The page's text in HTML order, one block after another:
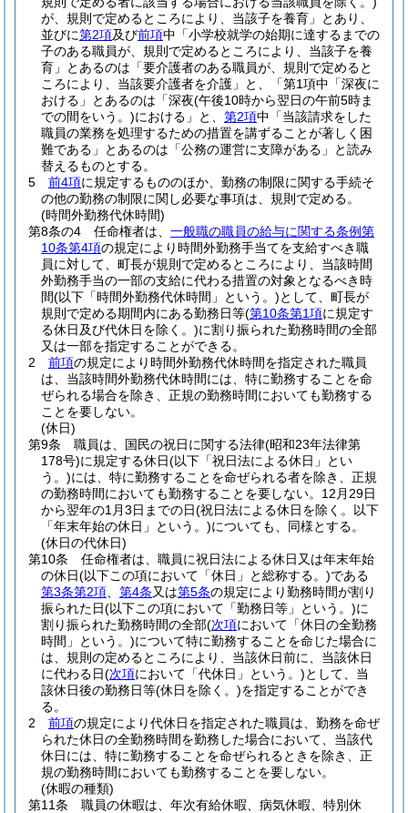
が、規則で定めるところにより、当該子を養育」とあり、
並びに第2項及び前項中「小学校就学の始期に達するまでの
子のある職員が、規則で定めるところにより、当該子を養
育」とあるのは「要介護者のある職員が、規則で定めると
ころにより、当該要介護者を介護」と、「第1項中「深夜に
おける」とあるのは「深夜(午後10時から翌日の午前5時ま
での間をいう。)における」と、 第2項中「当該請求をした
職員の業務を処理するための措置を講ずることが著しく困
難である」とあるのは「公務の運営に支障がある」と読み
替えるものとする。
5
前4項に規定するもののほか、勤務の制限に関する手続そ
の他の勤務の制限に関し必要な事項は、規則で定める。
(時間外勤務代休時間)
第8条の4
任命権者は、 一般職の職員の給与に関する条例第
10条第4項の規定により時間外勤務手当てを支給すべき職
員に対して、町長が規則で定めるところにより、当該時間
外勤務手当の一部の支給に代わる措置の対象となるべき時
間(以下「時間外勤務代休時間」という。)として、町長が
規則で定める期間内にある勤務日等(第10条第1項に規定す
る休日及び代休日を除く。)に割り振られた勤務時間の全部
又は一部を指定することができる。
2
前項の規定により時間外勤務代休時間を指定された職員
は、当該時間外勤務代休時間には、特に勤務することを命
ぜられる場合を除き、正規の勤務時間においても勤務する
ことを要しない。
(休日)
第9条
職員は、国民の祝日に関する法律(昭和23年法律第
178号)に規定する休日(以下「祝日法による休日」とい
う。)には、特に勤務することを命ぜられる者を除き、正規
の勤務時間においても勤務することを要しない。 12月29日
から翌年の1月3日までの日(祝日法による休日を除く。以下
「年末年始の休日」という。)についても、同様とする。
(休日の代休日)
第10条
任命権者は、職員に祝日法による休日又は年末年始
の休日(以下この項において「休日」と総称する。)である
第3条第2項
第4条又は第5条の規定により勤務時間が割り
振られた日(以下この項において「勤務日等」という。)に
割り振られた勤務時間の全部(次項において「休日の全勤務
時間」という。)について特に勤務することを命じた場合に
は、規則の定めるところにより、当該休日前に、当該休日
に代わる日(次項において「代休日」という。)として、当
該休日後の勤務日等(休日を除く。)を指定することができ
る。
2
前項の規定により代休日を指定された職員は、勤務を命ぜ
られた休日の全勤務時間を勤務した場合において、当該代
休日には、特に勤務することを命ぜられるときを除き、正
規の勤務時間においても勤務することを要しない。
(休暇の種類)
第11条
職員の休暇は、年次有給休暇、病気休暇、特別休